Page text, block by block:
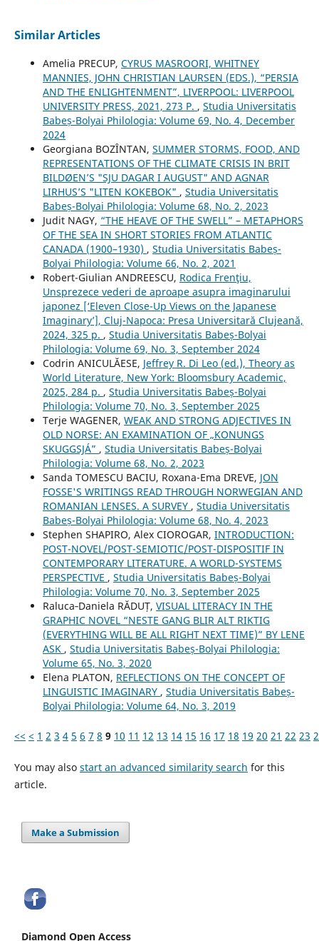
Similar Articles
Amelia PRECUP, CYRUS MASROORI, WHITNEY
MANNIES, JOHN CHRISTIAN LAURSEN (EDS.), “PERSIA
AND THE ENLIGHTENMENT”, LIVERPOOL: LIVERPOOL
UNIVERSITY PRESS, 2021, 273 P. , Studia Universitatis
Babeș-Bolyai Philologia: Volume 69, No. 4, December
2024
Georgiana BOZÎNTAN, SUMMER STORMS, FOOD, AND
REPRESENTATIONS OF THE CLIMATE CRISIS IN BRIT
BILDØEN’S "SJU DAGAR I AUGUST" AND AGNAR
LIRHUS’S "LITEN KOKEBOK" , Studia Universitatis
Babeș-Bolyai Philologia: Volume 68, No. 2, 2023
Judit NAGY, “THE HEAVE OF THE SWELL” – METAPHORS
OF THE SEA IN SHORT STORIES FROM ATLANTIC
CANADA (1900–1930) , Studia Universitatis Babeș-
Bolyai Philologia: Volume 66, No. 2, 2021
Robert-Giulian ANDREESCU, Rodica Frenţiu,
Unsprezece vederi de aproape asupra imaginarului
japonez [‘Eleven Close-Up Views on the Japanese
Imaginary’], Cluj-Napoca: Presa Universitară Clujeană,
2024, 325 p. , Studia Universitatis Babeș-Bolyai
Philologia: Volume 69, No. 3, September 2024
Codrin ANICULĂESE, Jeffrey R. Di Leo (ed.), Theory as
World Literature, New York: Bloomsbury Academic,
2025, 284 p. , Studia Universitatis Babeș-Bolyai
Philologia: Volume 70, No. 3, September 2025
Terje WAGENER, WEAK AND STRONG ADJECTIVES IN
OLD NORSE: AN EXAMINATION OF „KONUNGS
SKUGGSJÁ” , Studia Universitatis Babeș-Bolyai
Philologia: Volume 68, No. 2, 2023
Sanda TOMESCU BACIU, Roxana-Ema DREVE, JON
FOSSE'S WRITINGS READ THROUGH NORWEGIAN AND
ROMANIAN LENSES. A SURVEY , Studia Universitatis
Babeș-Bolyai Philologia: Volume 68, No. 4, 2023
Stephen SHAPIRO, Alex CIOROGAR, INTRODUCTION:
POST-NOVEL/POST-SEMIOTIC/POST-DISPOSITIF IN
CONTEMPORARY LITERATURE. A WORLD-SYSTEMS
PERSPECTIVE , Studia Universitatis Babeș-Bolyai
Philologia: Volume 70, No. 3, September 2025
Raluca‐Daniela RĂDUȚ, VISUAL LITERACY IN THE
GRAPHIC NOVEL “NESTE GANG BLIR ALT RIKTIG
(EVERYTHING WILL BE ALL RIGHT NEXT TIME)” BY LENE
ASK , Studia Universitatis Babeș-Bolyai Philologia:
Volume 65, No. 3, 2020
Elena PLATON, REFLECTIONS ON THE CONCEPT OF
LINGUISTIC IMAGINARY , Studia Universitatis Babeș-
Bolyai Philologia: Volume 64, No. 3, 2019
<< < 1 2 3 4 5 6 7 8 9 10 11 12 13 14 15 16 17 18 19 20 21 22 23
You may also start an advanced similarity search for this
article.
Make a Submission
Diamond Open Access